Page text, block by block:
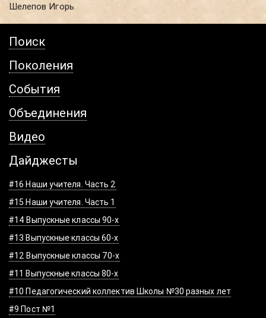
Шелепов Игорь
Поиск
Поколения
События
Объединения
Видео
Дайджесты
#16 Наши учителя. Часть 2
#15 Наши учителя. Часть 1
#14 Выпускные классы 90-х
#13 Выпускные классы 60-х
#12 Выпускные классы 70-х
#11 Выпускные классы 80-х
#10 Педагогический коллектив Школы №30 разных лет
#9 Пост №1